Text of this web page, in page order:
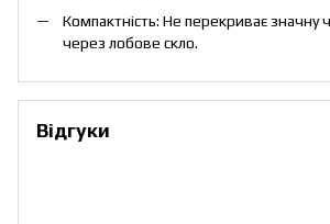
Компактність: Не перекриває значну
через лобове скло.
Відгуки